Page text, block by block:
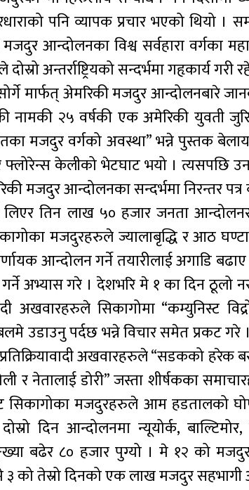
पनि व्यापक प्रचार भएको थियो
आन्दोलनका विश्व सर्वहारा वर्गका
अन्तर्राष्ट्रियको सन्दर्भमा गहृकार्य
मार्फत् अ‍ेमरिकी मजदुर आन्दोलनबारे
नामकी २५ वर्षकी एक अमेरिकी युवती
मजदुर वर्गको अवस्था” भन्ने पुस्तक
फ्लोरेन्स केलीको भेटघाट भयो । त्यसपछि
मजदुर आन्दोलनका सन्दर्भमा निरन्तर
तिन लाख ५० हजार जनता
मजदुरहरुले ज्यालाबृद्धि र आठ
आन्दोलन गर्ने तयारीलाई अगाडि
अभ्यास गरे । देशभरि मे १ का दिन ठूलो
अखवारहरुले सिकागोमा “कम्युनिस्ट
उडाउनु पर्दछ भन्ने विचार समेत प्रकट
अखवारहरुले “सडकको हरेक
र नेतालाई डोरी” जस्ता शीर्षकका
सिकागोका मजदुरहरुले आम हडतालको
दिन आन्दोलनमा न्यूयोर्क,
बढेर ८० हजार पुग्यो । मे १२ को मजदुर
को तेस्रो दिनको एक लाख मजदुर